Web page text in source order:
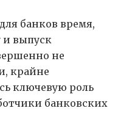
банков время,
и выпуск
не
крайне
ключевую роль
банковских